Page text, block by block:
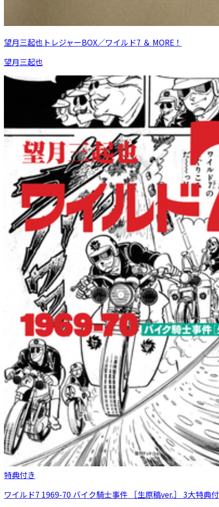
望月三起也トレジャーBOX／ワイルド7 ＆ MORE！
望月三起也
特典付き
ワイルド7 1969-70 バイク騎士事件 ［生原稿ver.］ 3大特典